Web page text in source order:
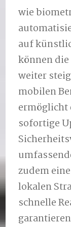
wie
auf
können
weiter
mobilen
ermöglicht
sofortige
zudem
lokalen
schnelle